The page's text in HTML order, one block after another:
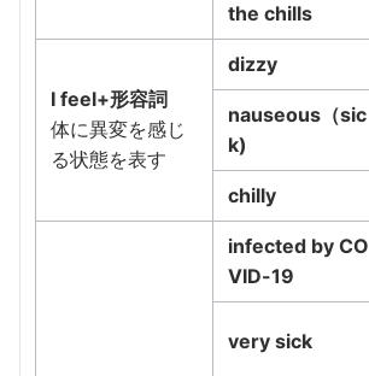
the chills
I feel+形容詞
体に異変を感じ
る状態を表す
dizzy
nauseous（sic
k)
chilly
infected by CO
VID-19
very sick